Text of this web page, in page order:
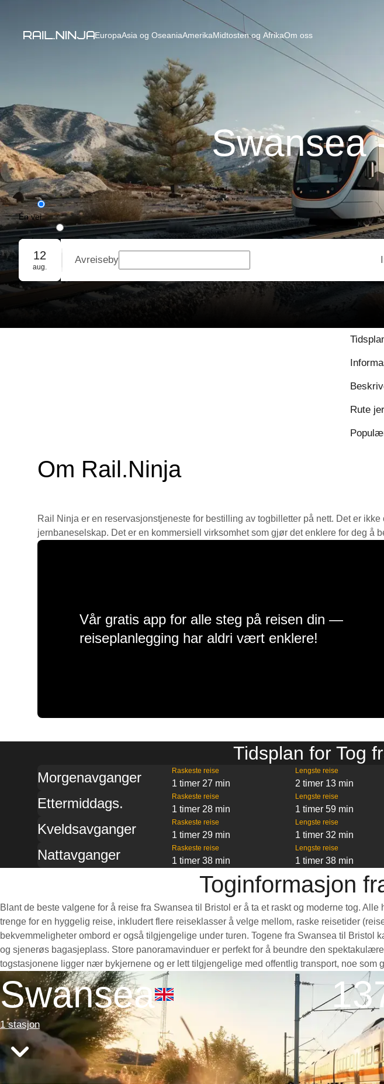
EuropaAsia og OseaniaAmerikaMidtosten og AfrikaOm oss
Swansea
Én vei
Tur/retur
Gruppebooking
12
aug.
Avreiseby
Rute
Om Rail.Ninja
Rail Ninja er en reservasjons­tjeneste for bestilling av togbilletter på nett. Det er
jernbaneselskap. Det er en kommersiell virksomhet som gjør det enklere for deg å
Vår gratis app for alle steg på reisen din —
reiseplanlegging har aldri vært enklere!
Tidsplan for Tog
Morgenavganger Raskeste reise
1 timer 27 min
Lengste reise
2 timer 13 min
Ettermiddags. Raskeste reise
1 timer 28 min
Lengste reise
1 timer 59 min
Kveldsavganger Raskeste reise
1 timer 29 min
Lengste reise
1 timer 32 min
Nattavganger Raskeste reise
1 timer 38 min
Lengste reise
1 timer 38 min
Toginformasjon
Blant de beste valgene for å reise fra Swansea til Bristol er å ta et raskt og moderne tog.
trenge for en hyggelig reise, inkludert flere reiseklasser å velge mellom, raske reisetider
bekvemmeligheter ombord er også tilgjengelige under turen. Togene fra Swansea til
og sjenerøs bagasjeplass. Store panoramavinduer er perfekt for å beundre den
togstasjonene ligger nær bykjernene og er lett tilgjengelige med offentlig transport, noe som
Swansea
1 stasjon